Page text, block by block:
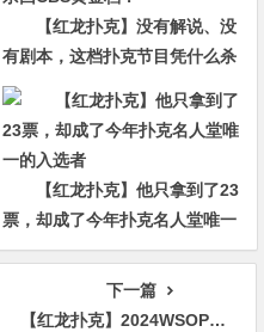
【红龙扑克】没有解说、没
有剧本，这档扑克节目凭什么杀
回CBS黄金档？
【红龙扑克】他只拿到了23
票，却成了今年扑克名人堂唯一
的入选者
下一篇
【红龙扑克】2024WSOP｜Isaac Haxton获10w豪客赛第8名 Ren Lin深码晋级Razz冠军赛Day2